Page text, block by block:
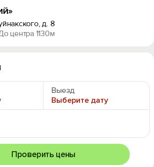
д. 8
центра 1130м
Выезд
Выберите дату
Проверить цены